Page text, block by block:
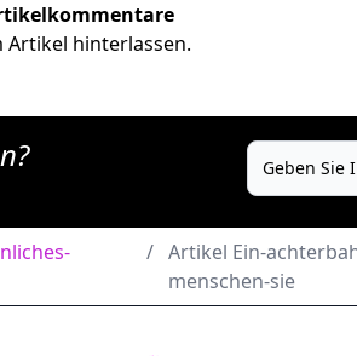
hinterlassen.
/ Artikel Ein-
menschen-sie